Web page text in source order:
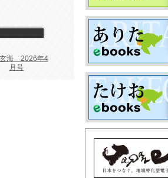
海 2026年4
月号